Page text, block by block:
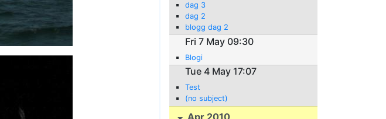
dag 3
dag 2
blogg dag 2
Fri 7 May 09:30
Blogi
Tue 4 May 17:07
Test
(no subject)